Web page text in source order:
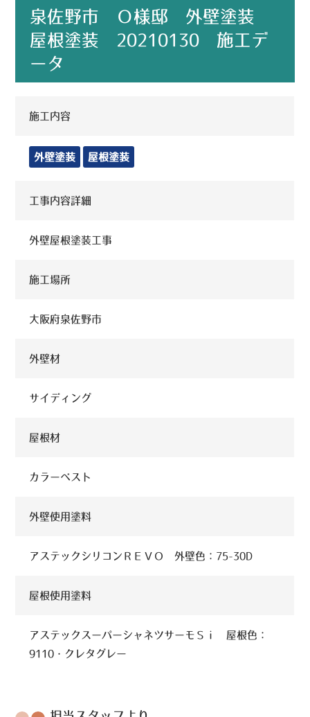
泉佐野市 Ｏ様邸 外壁塗装
屋根塗装 20210130 施工デ
ータ
施工内容
外壁塗装 屋根塗装
工事内容詳細
外壁屋根塗装工事
施工場所
大阪府泉佐野市
外壁材
サイディング
屋根材
カラーベスト
外壁使用塗料
アステックシリコンＲＥＶＯ 外壁色：75-30D
屋根使用塗料
アステックスーパーシャネツサーモＳｉ 屋根色：
9110・クレタグレー